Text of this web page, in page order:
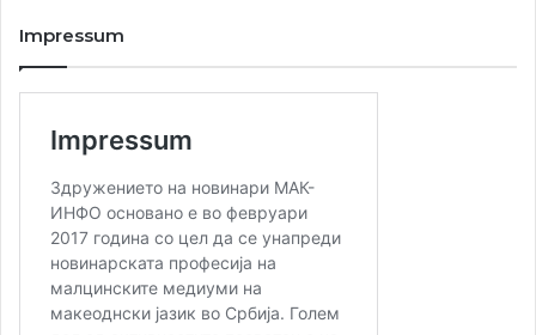
Impressum